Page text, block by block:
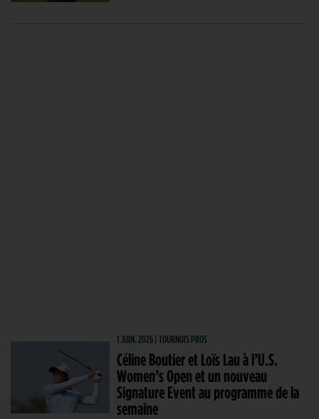
1 JUIN. 2026 | TOURNOIS PROS
Céline Boutier et Loïs Lau à l’U.S.
Women’s Open et un nouveau
Signature Event au programme de la
semaine